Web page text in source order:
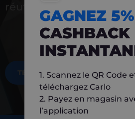
réutiliser
TÉLÉCHARGEZ MAINTENANT
GAGNEZ 5%
CASHBACK
1. Scannez le QR Code
téléchargez Carlo
2. Payez en magasin
l’application